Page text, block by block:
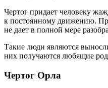
Чертог придает человеку
к постоянному движению.
не дает в полной мере
Такие люди являются
них получаются любящие
Чертог Орла